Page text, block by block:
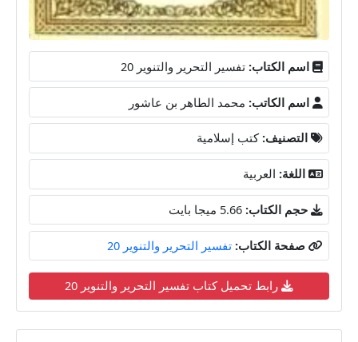
اسم الكتاب: تفسير التحرير والتنوير 20
اسم الكاتب: محمد الطاهر بن عاشور
التصنيف: كتب إسلامية
اللغة: العربية
حجم الكتاب: 5.66 ميجا بايت
صفحة الكتاب: تفسير التحرير والتنوير 20
رابط تحميل كتاب تفسير التحرير والتنوير 20